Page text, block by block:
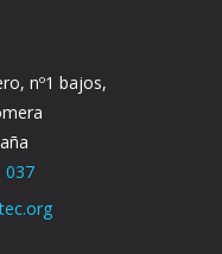
nº1 bajos,
037